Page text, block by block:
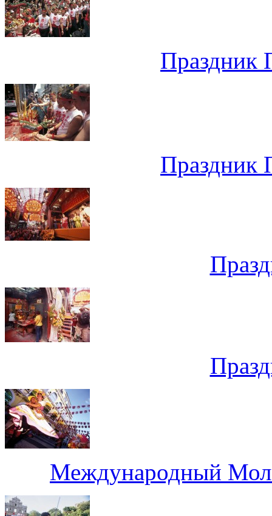
Праздник
Праздник
Международный